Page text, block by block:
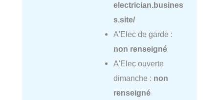
electrician.busines
s.site/
A'Elec de garde :
non renseigné
A'Elec ouverte
dimanche : non
renseigné